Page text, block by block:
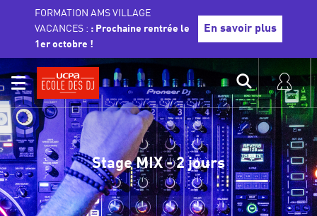
FORMATION AMS VILLAGE
VACANCES : : Prochaine rentrée le
1er octobre !
En savoir plus
Stage MIX - 2 jours